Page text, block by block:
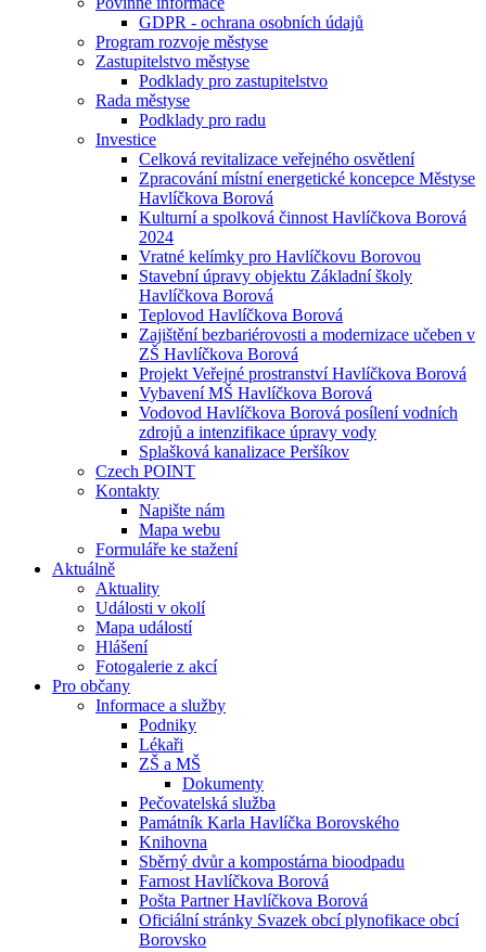
GDPR - ochrana osobních údajů
Program rozvoje městyse
Zastupitelstvo městyse
Podklady pro zastupitelstvo
Rada městyse
Podklady pro radu
Investice
Celková revitalizace veřejného osvětlení
Zpracování místní energetické koncepce Městyse
Havlíčkova Borová
Kulturní a spolková činnost Havlíčkova Borová
2024
Vratné kelímky pro Havlíčkovu Borovou
Stavební úpravy objektu Základní školy
Havlíčkova Borová
Teplovod Havlíčkova Borová
Zajištění bezbariérovosti a modernizace učeben v
ZŠ Havlíčkova Borová
Projekt Veřejné prostranství Havlíčkova Borová
Vybavení MŠ Havlíčkova Borová
Vodovod Havlíčkova Borová posílení vodních
zdrojů a intenzifikace úpravy vody
Splašková kanalizace Peršíkov
Czech POINT
Kontakty
Napište nám
Mapa webu
Formuláře ke stažení
Aktuálně
Aktuality
Události v okolí
Mapa událostí
Hlášení
Fotogalerie z akcí
Pro občany
Informace a služby
Podniky
Lékaři
ZŠ a MŠ
Dokumenty
Pečovatelská služba
Památník Karla Havlíčka Borovského
Knihovna
Sběrný dvůr a kompostárna bioodpadu
Farnost Havlíčkova Borová
Pošta Partner Havlíčkova Borová
Oficiální stránky Svazek obcí plynofikace obcí
Borovsko